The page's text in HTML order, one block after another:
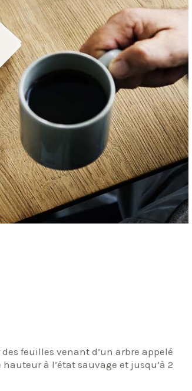
feuilles venant d’un arbre appelé
à l’état sauvage et jusqu’à 2